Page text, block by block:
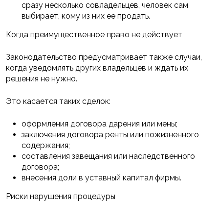
сразу несколько совладельцев, человек сам
выбирает, кому из них ее продать.
Когда преимущественное право не действует
Законодательство предусматривает также случаи,
когда уведомлять других владельцев и ждать их
решения не нужно.
Это касается таких сделок:
оформления договора дарения или мены;
заключения договора ренты или пожизненного
содержания;
составления завещания или наследственного
договора;
внесения доли в уставный капитал фирмы.
Риски нарушения процедуры